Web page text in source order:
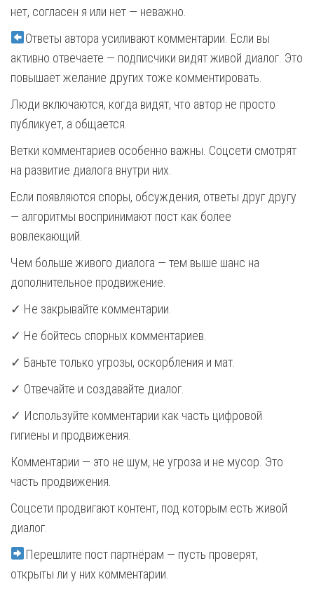
нет, согласен я или нет — неважно.
Ответы автора усиливают комментарии. Если вы
активно отвечаете — подписчики видят живой диалог. Это
повышает желание других тоже комментировать.
Люди включаются, когда видят, что автор не просто
публикует, а общается.
Ветки комментариев особенно важны. Соцсети смотрят
на развитие диалога внутри них.
Если появляются споры, обсуждения, ответы друг другу
— алгоритмы воспринимают пост как более
вовлекающий.
Чем больше живого диалога — тем выше шанс на
дополнительное продвижение.
✓ Не закрывайте комментарии.
✓ Не бойтесь спорных комментариев.
✓ Баньте только угрозы, оскорбления и мат.
✓ Отвечайте и создавайте диалог.
✓ Используйте комментарии как часть цифровой
гигиены и продвижения.
Комментарии — это не шум, не угроза и не мусор. Это
часть продвижения.
Соцсети продвигают контент, под которым есть живой
диалог.
Перешлите пост партнёрам — пусть проверят,
открыты ли у них комментарии.